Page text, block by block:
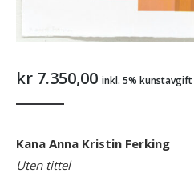
kr 7.350,00 inkl. 5% kunstavgift
Kana Anna Kristin Ferking
Uten tittel